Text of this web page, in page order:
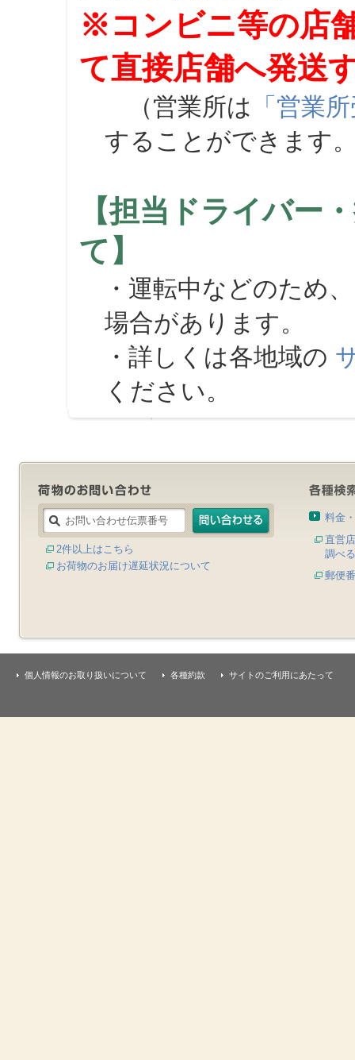
※コンビニ等の店
て直接店舗へ発送
（営業所は 「営業
することができます
【担当ドライバー
て】
・運転中などのため
場合があります。
・詳しくは各地域の
ください。
2件以上はこちら
お荷物のお届け遅延状況について
料金
直営
調べる
郵便
個人情報のお取り扱いについて 各種約款 サイトのご利用にあたって